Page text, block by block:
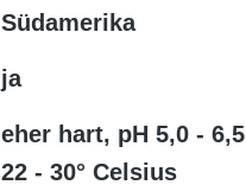
Südamerika
ja
eher hart, pH 5,0 - 6,5
22 - 30° Celsius